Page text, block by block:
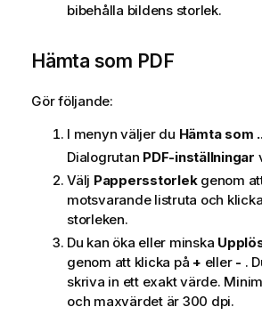
bibehålla bildens storlek.
Hämta som PDF
Gör följande:
I menyn väljer du Hämta som
Dialogrutan PDF-inställningar
Välj Pappersstorlekgenom
motsvarande listruta och
storleken.
Du kan öka eller minska
genom att klicka på + eller - .
skriva in ett exakt värde.
och maxvärdet är 300 dpi.